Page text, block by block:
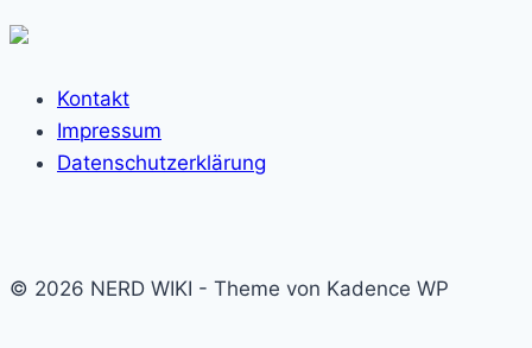
Kontakt
Impressum
Datenschutzerklärung
© 2026 NERD WIKI - Theme von Kadence WP